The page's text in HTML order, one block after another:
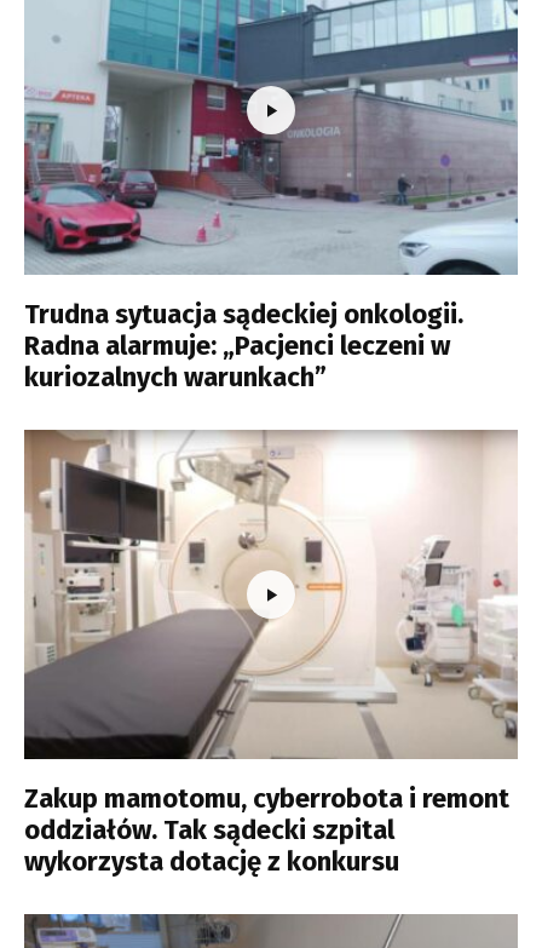
Trudna sytuacja sądeckiej onkologii.
Radna alarmuje: „Pacjenci leczeni w
kuriozalnych warunkach”
Zakup mamotomu, cyberrobota i remont
oddziałów. Tak sądecki szpital
wykorzysta dotację z konkursu